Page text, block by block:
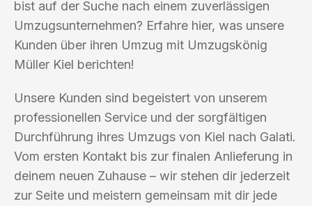
bist auf der Suche nach einem zuverlässigen
Umzugsunternehmen? Erfahre hier, was unsere
Kunden über ihren Umzug mit Umzugskönig
Müller Kiel berichten!
Unsere Kunden sind begeistert von unserem
professionellen Service und der sorgfältigen
Durchführung ihres Umzugs von Kiel nach Galati.
Vom ersten Kontakt bis zur finalen Anlieferung in
deinem neuen Zuhause – wir stehen dir jederzeit
zur Seite und meistern gemeinsam mit dir jede